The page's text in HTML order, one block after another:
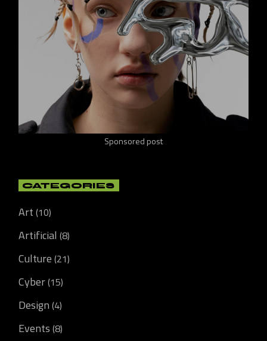
Sponsored post
CATEGORIES
Art (10)
Artificial (8)
Culture (21)
Cyber(15)
Design (4)
Events (8)